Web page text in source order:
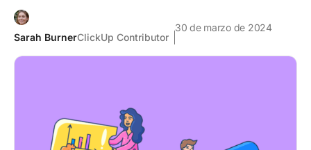
Sarah BurnerClickUp Contributor
30 de marzo de 2024